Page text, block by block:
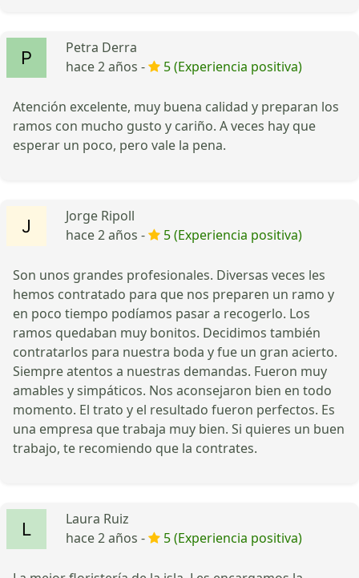
Petra Derra
hace 2 años -
5 (Experiencia positiva)
Atención excelente, muy buena calidad y preparan los
ramos con mucho gusto y cariño. A veces hay que
esperar un poco, pero vale la pena.
Jorge Ripoll
hace 2 años -
5 (Experiencia positiva)
Son unos grandes profesionales. Diversas veces les
hemos contratado para que nos preparen un ramo y
en poco tiempo podíamos pasar a recogerlo. Los
ramos quedaban muy bonitos. Decidimos también
contratarlos para nuestra boda y fue un gran acierto.
Siempre atentos a nuestras demandas. Fueron muy
amables y simpáticos. Nos aconsejaron bien en todo
momento. El trato y el resultado fueron perfectos. Es
una empresa que trabaja muy bien. Si quieres un buen
trabajo, te recomiendo que la contrates.
Laura Ruiz
hace 2 años -
5 (Experiencia positiva)